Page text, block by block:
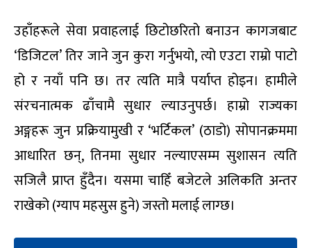
उहाँहरूले सेवा प्रवाहलाई छिटोछरितो बनाउन कागजबाट
‘डिजिटल’ तिर जाने जुन कुरा गर्नुभयो, त्यो एउटा राम्रो पाटो
हो र नयाँ पनि छ। तर त्यति मात्रै पर्याप्त होइन। हामीले
संरचनात्मक ढाँचामै सुधार ल्याउनुपर्छ। हाम्रो राज्यका
अङ्गहरू जुन प्रक्रियामुखी र ‘भर्टिकल’ (ठाडो) सोपानक्रममा
आधारित छन्, तिनमा सुधार नल्याएसम्म सुशासन त्यति
सजिलै प्राप्त हुँदैन। यसमा चाहिँ बजेटले अलिकति अन्तर
राखेको (ग्याप महसुस हुने) जस्तो मलाई लाग्छ।